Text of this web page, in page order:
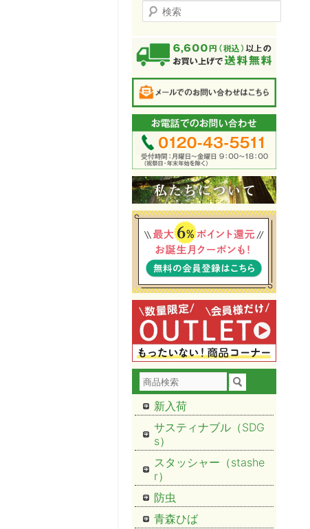
検
索
新入荷
サスティナブル（SDG
s）
スタッシャー（stashe
r）
防虫
青森ひば